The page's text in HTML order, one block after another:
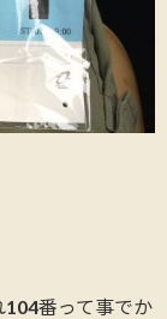
番って事でか